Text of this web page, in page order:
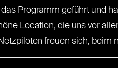
Programm geführt und
Location, die uns vor
freuen sich, beim